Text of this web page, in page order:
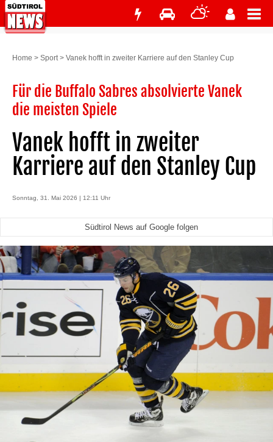
Home > Sport> Vanek hofft in zweiter Karriere auf den Stanley Cup
Für die Buffalo Sabres absolvierte Vanek
die meisten Spiele
Vanek hofft in zweiter
Karriere auf den Stanley Cup
Sonntag, 31. Mai 2026 | 12:11 Uhr
Südtirol News auf Google folgen